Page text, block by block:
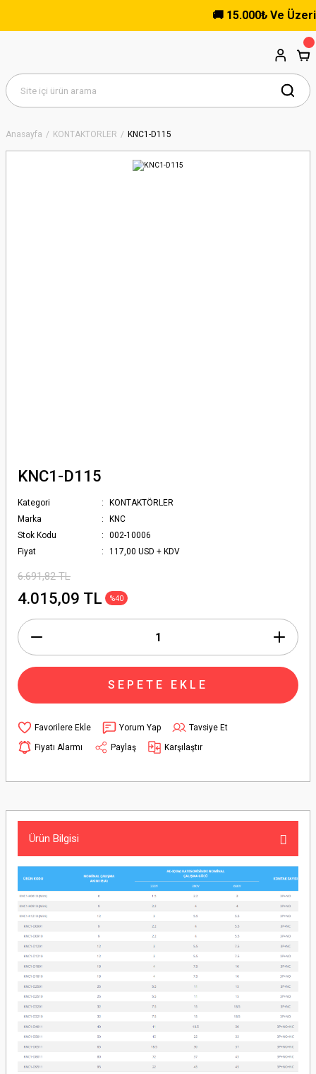
🚚 15.000₺ Ve Üzeri
Anasayfa KONTAKTÖRLER KNC1-D115
KNC1-D115
Kategori
KONTAKTÖRLER
Marka
KNC
Stok Kodu
002-10006
Fiyat
117,00 USD + KDV
6.691,82 TL
4.015,09 TL %40
SEPETE EKLE
Yorum Yap
Tavsiye Et
Fiyatı Alarmı
Paylaş Karşılaştır
Ürün Bilgisi